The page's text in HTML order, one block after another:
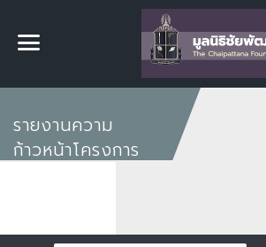
รายงานความ
ก้าวหน้าโครงการ